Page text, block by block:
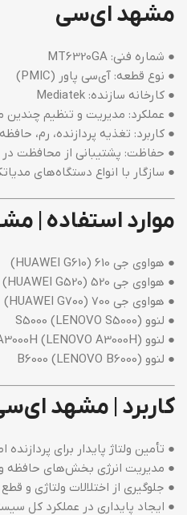
مشهد ای‌سی
● شماره فنی: MT6320GA
● نوع قطعه: آی‌سی پاور (PMIC)
● کارخانه سازنده: Mediatek
● عملکرد: مدیریت و تنظیم چندین
● کاربرد: تغذیه پردازنده، رم،
● حفاظت: پشتیبانی از محافظت در
● سازگار با انواع دستگاه‌های
موارد استفاده |
● هواوی جی 610 (HUAWEI G610)
● هواوی جی 520 (HUAWEI G520)
● هواوی جی 700 (HUAWEI G700)
● لنوو S5000 (LENOVO S5000)
● لنوو A3000H (LENOVO A3000H)
● لنوو B6000 (LENOVO B6000)
کاربرد | مشهد
● تأمین ولتاژ پایدار برای پردازنده
● مدیریت انرژی بخش‌های حافظه
● جلوگیری از اختلالات ولتاژی و
● ایجاد پایداری در عملکرد کل